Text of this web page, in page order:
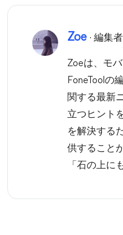
Zoe· 編集者
Zoeは、モ
FoneToolの
関する最新
立つヒント
を解決する
供すること
「石の上に